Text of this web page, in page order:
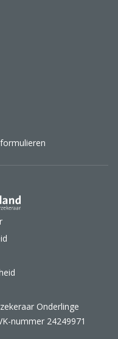
Onderlinge
nummer 24249971